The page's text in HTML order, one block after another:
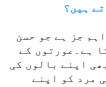
ہیں؟
جز ہے جو حسن
ہے۔عورتوں کے
اپنے بالوں کی
مرد کو اپنے